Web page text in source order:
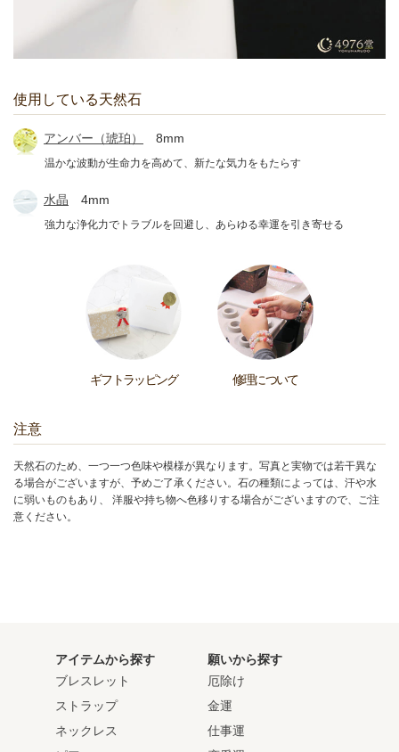
使用している天然石
アンバー（琥珀） 8mm
温かな波動が生命力を高めて、新たな気力をもたらす
水晶 4mm
強力な浄化力でトラブルを回避し、あらゆる幸運を引き寄せる
ギフトラッピング 修理について
注意
天然石のため、一つ一つ色味や模様が異なります。写真と実物では若干異な
る場合がございますが、予めご了承ください。石の種類によっては、汗や水
に弱いものもあり、 洋服や持ち物へ色移りする場合がございますので、ご注
意ください。
アイテムから探す
ブレスレット
ストラップ
ネックレス
願いから探す
厄除け
金運
仕事運